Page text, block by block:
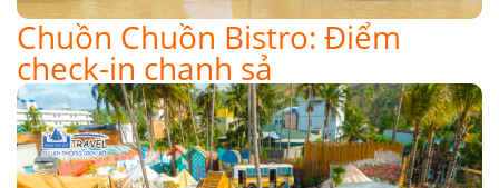
Chuồn Chuồn Bistro: Điểm
check-in chanh sả